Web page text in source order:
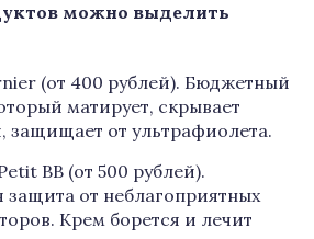
можно выделить
(от 400 рублей). Бюджетный
матирует, скрывает
защищает от ультрафиолета.
BB (от 500 рублей).
от неблагоприятных
Крем борется и лечит